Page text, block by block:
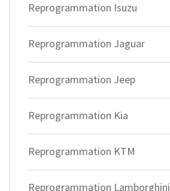
Reprogrammation Isuzu
Reprogrammation Jaguar
Reprogrammation Jeep
Reprogrammation Kia
Reprogrammation KTM
Reprogrammation Lamborghini